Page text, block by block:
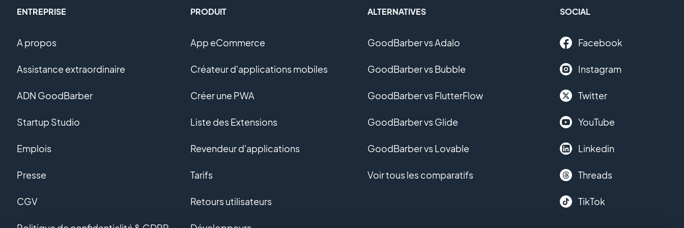
ENTREPRISE
A propos
Assistance extraordinaire
ADN GoodBarber
Startup Studio
Emplois
Presse
CGV
PRODUIT
App eCommerce
Créateur d'applications mobiles
Créer une PWA
Liste des Extensions
Revendeur d'applications
Tarifs
Retours utilisateurs
ALTERNATIVES
GoodBarber vs Adalo
GoodBarber vs Bubble
GoodBarber vs FlutterFlow
GoodBarber vs Glide
GoodBarber vs Lovable
Voir tous les comparatifs
SOCIAL
Facebook
Instagram
Twitter
YouTube
Linkedin
Threads
TikTok